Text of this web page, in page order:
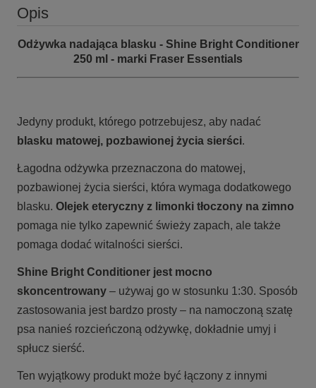
Opis
Odżywka nadająca blasku - Shine Bright Conditioner
250 ml - marki Fraser Essentials
Jedyny produkt, którego potrzebujesz, aby nadać
blasku matowej, pozbawionej życia sierści.
Łagodna odżywka przeznaczona do matowej,
pozbawionej życia sierści, która wymaga dodatkowego
blasku. Olejek eteryczny z limonki tłoczony na zimno
pomaga nie tylko zapewnić świeży zapach, ale także
pomaga dodać witalności sierści.
Shine Bright Conditioner jest mocno
skoncentrowany – używaj go w stosunku 1:30. Sposób
zastosowania jest bardzo prosty – na namoczoną szatę
psa nanieś rozcieńczoną odżywkę, dokładnie umyj i
spłucz sierść.
Ten wyjątkowy produkt może być łączony z innymi